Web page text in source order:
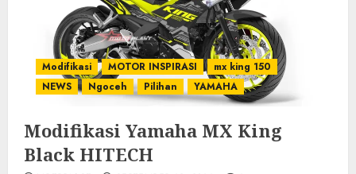
Modifikasi MOTOR INSPIRASI
mx king 150
NEWS
Ngoceh Pilihan YAMAHA
Modifikasi Yamaha MX King
Black HITECH